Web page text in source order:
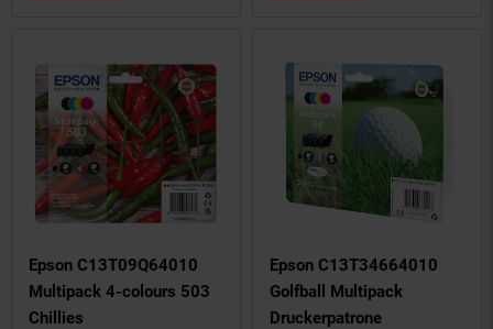
Epson C13T09Q64010
Multipack 4-colours 503
Chillies
Epson C13T34664010
Golfball Multipack
Druckerpatrone